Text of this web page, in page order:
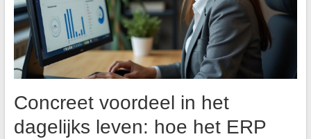
Concreet voordeel in het
dagelijks leven: hoe het ERP